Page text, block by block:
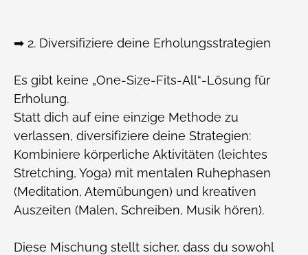
➡ 2. Diversifiziere deine Erholungsstrategien
Es gibt keine „One-Size-Fits-All“-Lösung für
Erholung.
Statt dich auf eine einzige Methode zu
verlassen, diversifiziere deine Strategien:
Kombiniere körperliche Aktivitäten (leichtes
Stretching, Yoga) mit mentalen Ruhephasen
(Meditation, Atemübungen) und kreativen
Auszeiten (Malen, Schreiben, Musik hören).
Diese Mischung stellt sicher, dass du sowohl